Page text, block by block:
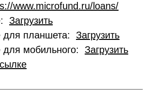
www.microfund.ru/loans/
Загрузить
для планшета: Загрузить
для мобильного: Загрузить